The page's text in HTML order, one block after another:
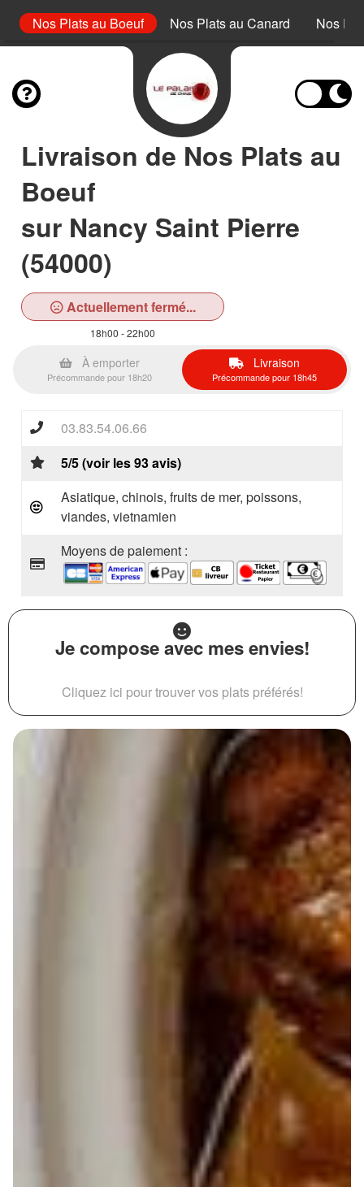
Nos Plats au Boeuf Nos Plats au Canard Nos
Livraison de Nos Plats au
Boeuf
sur Nancy Saint Pierre
(54000)
Actuellement fermé...
18h00 - 22h00
À emporter
Précommande pour 18h20
Livraison
Précommande pour 18h45
03.83.54.06.66
5/5 (voir les 93 avis)
Asiatique, chinois, fruits de mer, poissons,
viandes, vietnamien
Moyens de paiement :
Je compose avec mes envies!
Cliquez ici pour trouver vos plats préférés!